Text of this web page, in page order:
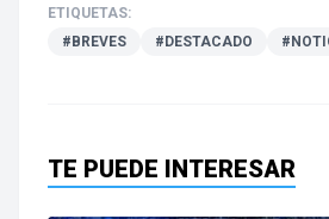
ETIQUETAS:
#BREVES
#DESTACADO
TE PUEDE INTERESAR